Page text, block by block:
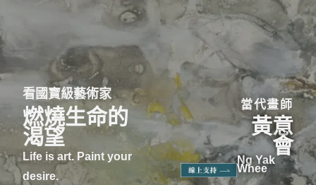
看國寶級藝術家
燃燒生命的
渴望
Life is art. Paint your
desire.
當代畫師
黃意
會
Ng Yak
Whee